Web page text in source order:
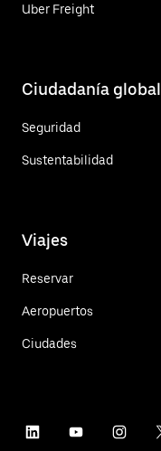
Uber Freight
Ciudadanía global
Seguridad
Sustentabilidad
Viajes
Reservar
Aeropuertos
Ciudades